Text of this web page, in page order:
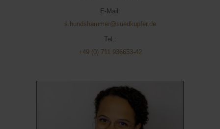
E-Mail:
s.hundshammer@suedkupfer.de
Tel.:
+49 (0) 711 936653-42